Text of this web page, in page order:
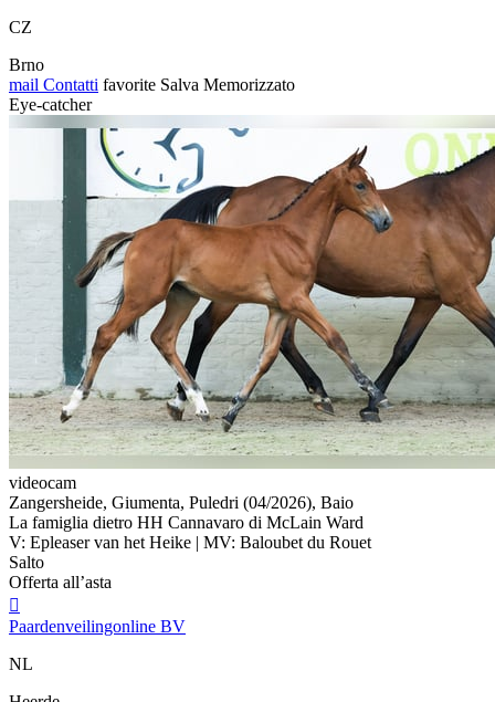
CZ
Brno
mail Contatti favorite Salva Memorizzato
Eye-catcher
videocam
Zangersheide, Giumenta, Puledri (04/2026), Baio
La famiglia dietro HH Cannavaro di McLain Ward
V: Epleaser van het Heike | MV: Baloubet du Rouet
Salto
Offerta all’asta

Paardenveilingonline BV
NL